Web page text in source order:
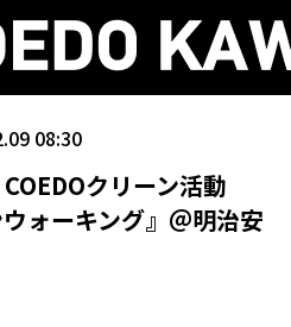
08:30
クリーン活動
ウォーキング』＠明治安